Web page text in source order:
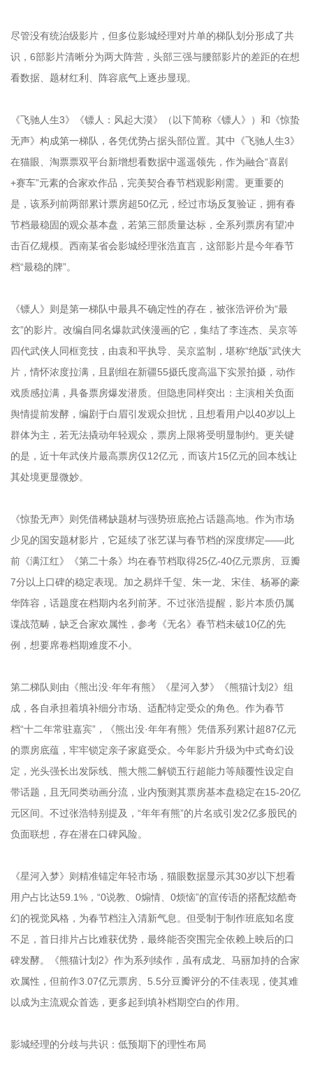
尽管没有统治级影片，但多位影城经理对片单的梯队划分形成了共
识，6部影片清晰分为两大阵营，头部三强与腰部影片的差距的在想
看数据、题材红利、阵容底气上逐步显现。
《飞驰人生3》《镖人：风起大漠》（以下简称《镖人》）和《惊蛰
无声》构成第一梯队，各凭优势占据头部位置。其中《飞驰人生3》
在猫眼、淘票票双平台新增想看数据中遥遥领先，作为融合“喜剧
+赛车”元素的合家欢作品，完美契合春节档观影刚需。更重要的
是，该系列前两部累计票房超50亿元，经过市场反复验证，拥有春
节档最稳固的观众基本盘，若第三部质量达标，全系列票房有望冲
击百亿规模。西南某省会影城经理张浩直言，这部影片是今年春节
档“最稳的牌”。
《镖人》则是第一梯队中最具不确定性的存在，被张浩评价为“最
玄”的影片。改编自同名爆款武侠漫画的它，集结了李连杰、吴京等
四代武侠人同框竞技，由袁和平执导、吴京监制，堪称“绝版”武侠大
片，情怀浓度拉满，且剧组在新疆55摄氏度高温下实景拍摄，动作
戏质感拉满，具备票房爆发潜质。但隐患同样突出：主演相关负面
舆情提前发酵，编剧于白眉引发观众担忧，且想看用户以40岁以上
群体为主，若无法撬动年轻观众，票房上限将受明显制约。更关键
的是，近十年武侠片最高票房仅12亿元，而该片15亿元的回本线让
其处境更显微妙。
《惊蛰无声》则凭借稀缺题材与强势班底抢占话题高地。作为市场
少见的国安题材影片，它延续了张艺谋与春节档的深度绑定——此
前《满江红》《第二十条》均在春节档取得25亿-40亿元票房、豆瓣
7分以上口碑的稳定表现。加之易烊千玺、朱一龙、宋佳、杨幂的豪
华阵容，话题度在档期内名列前茅。不过张浩提醒，影片本质仍属
谍战范畴，缺乏合家欢属性，参考《无名》春节档未破10亿的先
例，想要席卷档期难度不小。
第二梯队则由《熊出没·年年有熊》《星河入梦》《熊猫计划2》组
成，各自承担着填补细分市场、适配特定受众的角色。作为春节
档“十二年常驻嘉宾”，《熊出没·年年有熊》凭借系列累计超87亿元
的票房底蕴，牢牢锁定亲子家庭受众。今年影片升级为中式奇幻设
定，光头强长出发际线、熊大熊二解锁五行超能力等颠覆性设定自
带话题，且无同类动画分流，业内预测其票房基本盘稳定在15-20亿
元区间。不过张浩特别提及，“年年有熊”的片名或引发2亿多股民的
负面联想，存在潜在口碑风险。
《星河入梦》则精准锚定年轻市场，猫眼数据显示其30岁以下想看
用户占比达59.1%，“0说教、0煽情、0烦恼”的宣传语的搭配炫酷奇
幻的视觉风格，为春节档注入清新气息。但受制于制作班底知名度
不足，首日排片占比难获优势，最终能否突围完全依赖上映后的口
碑发酵。《熊猫计划2》作为系列续作，虽有成龙、马丽加持的合家
欢属性，但前作3.07亿元票房、5.5分豆瓣评分的不佳表现，使其难
以成为主流观众首选，更多起到填补档期空白的作用。
影城经理的分歧与共识：低预期下的理性布局